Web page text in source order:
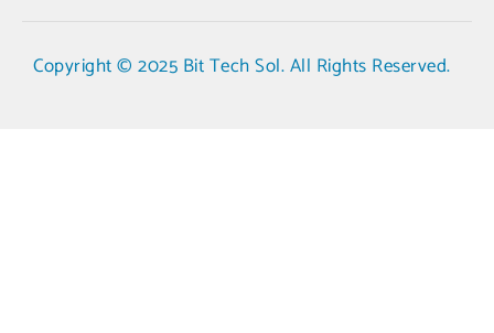
Copyright © 2025 Bit Tech Sol. All Rights Reserved.